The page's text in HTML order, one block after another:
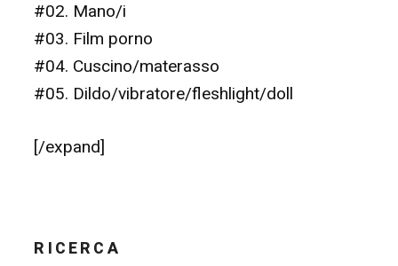
#02. Mano/i
#03. Film porno
#04. Cuscino/materasso
#05. Dildo/vibratore/fleshlight/doll
[/expand]
RICERCA